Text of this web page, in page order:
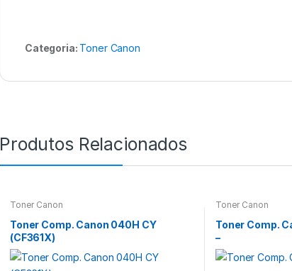
Categoria: Toner Canon
Produtos Relacionados
Toner Canon
Toner Comp. Canon 040H CY
(CF361X)
Toner Canon
Toner Comp.
–
1244C002/
22C002